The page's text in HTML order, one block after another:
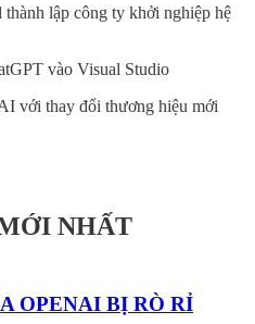
lập công ty khởi nghiệp hệ
vào Visual Studio
với thay đổi thương hiệu mới
NHẤT
OPENAI BỊ RÒ RỈ